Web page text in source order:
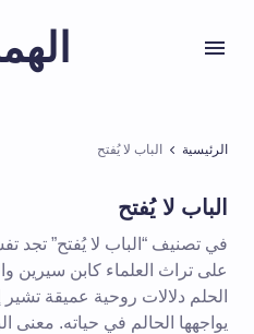
الرئيسية الباب لا يُفتح
الباب لا يُفتح
في تصنيف “الباب لا يُفتح” تجد
على تراث العلماء كابن سيرين
الحلم دلالات روحية عميقة
يواجهها الحالم في حياته. معنى